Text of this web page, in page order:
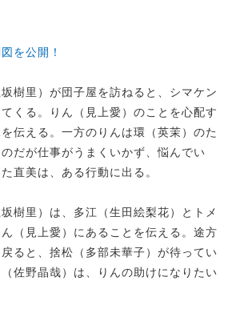
を公開！
樹里）が団子屋を訪ねると、シマケン
てくる。りん（見上愛）のことを心配す
伝える。一方のりんは環（英茉）のた
だが仕事がうまくいかず、悩んでい
直美は、ある行動に出る。
樹里）は、多江（生田絵梨花）とトメ
ん（見上愛）にあることを伝える。途方
ると、捨松（多部未華子）が待ってい
佐野晶哉）は、りんの助けになりたい